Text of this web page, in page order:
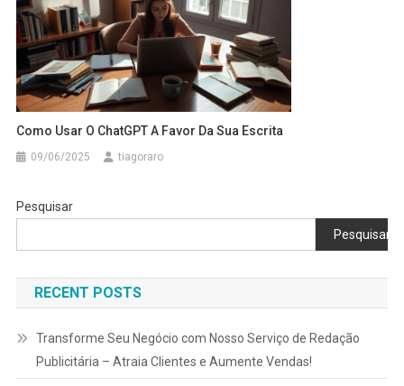
Como Usar O ChatGPT A Favor Da Sua Escrita
09/06/2025 tiagoraro
Pesquisar
Pesquisar
RECENT POSTS
Transforme Seu Negócio com Nosso Serviço de Redação
Publicitária – Atraia Clientes e Aumente Vendas!